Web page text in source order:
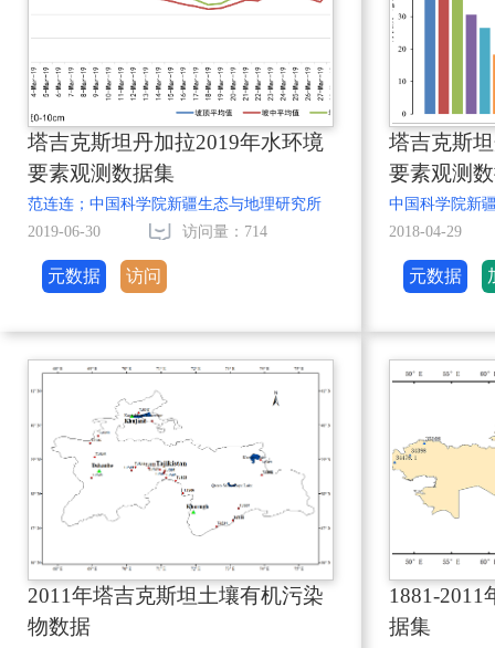
塔吉克斯坦丹加拉2019年水环境
要素观测数据集
范连连；中国科学院新疆生态与地理研究所
2019-06-30
访问量：714
元数据 访问
塔吉克斯
要素观测
中国科学院新
2018-04-29
元数据
2011年塔吉克斯坦土壤有机污染
物数据
1881-2011
据集